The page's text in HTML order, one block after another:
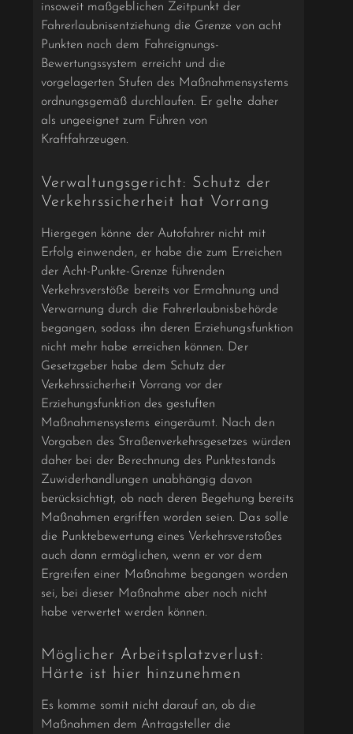
insoweit maßgeblichen Zeitpunkt der
Fahrerlaubnisentziehung die Grenze von acht
Punkten nach dem Fahreignungs-
Bewertungssystem erreicht und die
vorgelagerten Stufen des Maßnahmensystems
ordnungsgemäß durchlaufen. Er gelte daher
als ungeeignet zum Führen von
Kraftfahrzeugen.
Verwaltungsgericht: Schutz der
Verkehrssicherheit hat Vorrang
Hiergegen könne der Autofahrer nicht mit
Erfolg einwenden, er habe die zum Erreichen
der Acht-Punkte-Grenze führenden
Verkehrsverstöße bereits vor Ermahnung und
Verwarnung durch die Fahrerlaubnisbehörde
begangen, sodass ihn deren Erziehungsfunktion
nicht mehr habe erreichen können. Der
Gesetzgeber habe dem Schutz der
Verkehrssicherheit Vorrang vor der
Erziehungsfunktion des gestuften
Maßnahmensystems eingeräumt. Nach den
Vorgaben des Straßenverkehrsgesetzes würden
daher bei der Berechnung des Punktestands
Zuwiderhandlungen unabhängig davon
berücksichtigt, ob nach deren Begehung bereits
Maßnahmen ergriffen worden seien. Das solle
die Punktebewertung eines Verkehrsverstoßes
auch dann ermöglichen, wenn er vor dem
Ergreifen einer Maßnahme begangen worden
sei, bei dieser Maßnahme aber noch nicht
habe verwertet werden können.
Möglicher Arbeitsplatzverlust:
Härte ist hier hinzunehmen
Es komme somit nicht darauf an, ob die
Maßnahmen dem Antragsteller die